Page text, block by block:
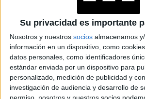
Su privacidad es importante
Nosotros y nuestros socios almacenamos
información en un dispositivo, como
datos personales, como identificadores
estándar enviada por un dispositivo para
personalizado, medición de publicidad y
investigación de audiencia y desarrollo de